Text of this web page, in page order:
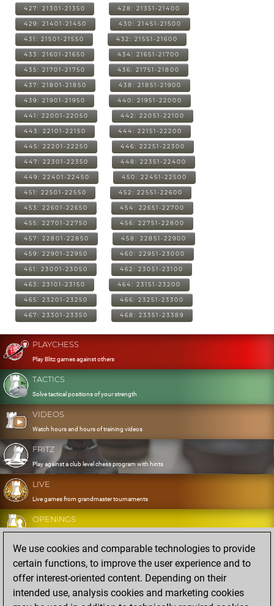
427: 21301-21350 428: 21351-21400
429: 21401-21450 430: 21451-21500
431: 21501-21550 432: 21551-21600
433: 21601-21650 434: 21651-21700
435: 21701-21750 436: 21751-21800
437: 21801-21850 438: 21851-21900
439: 21901-21950 440: 21951-22000
441: 22001-22050 442: 22051-22100
443: 22101-22150 444: 22151-22200
445: 22201-22250 446: 22251-22300
447: 22301-22350 448: 22351-22400
449: 22401-22450 450: 22451-22500
451: 22501-22550 452: 22551-22600
453: 22601-22650 454: 22651-22700
455: 22701-22750 456: 22751-22800
457: 22801-22850 458: 22851-22900
459: 22901-22950 460: 22951-23000
461: 23001-23050 462: 23051-23100
463: 23101-23150 464: 23151-23200
465: 23201-23250 466: 23251-23300
467: 23301-23350 468: 23351-23389
PLAYCHESS
Play Blitz games against others
TACTICS
Solve tactical positions of your strength
VIDEOS
Watch hours and hours of training videos
FRITZ
Play against a club level chess program with hints
LIVE
Live games from grandmaster tournaments
OPENINGS
Develop and exercise your openings
DATABASE
Eight million strong games
MYGAMES
Store and analyse your own games in the cloud
We use cookies and comparable technologies to provide
certain functions, to improve the user experience and to
offer interest-oriented content. Depending on their
intended use, analysis cookies and marketing cookies